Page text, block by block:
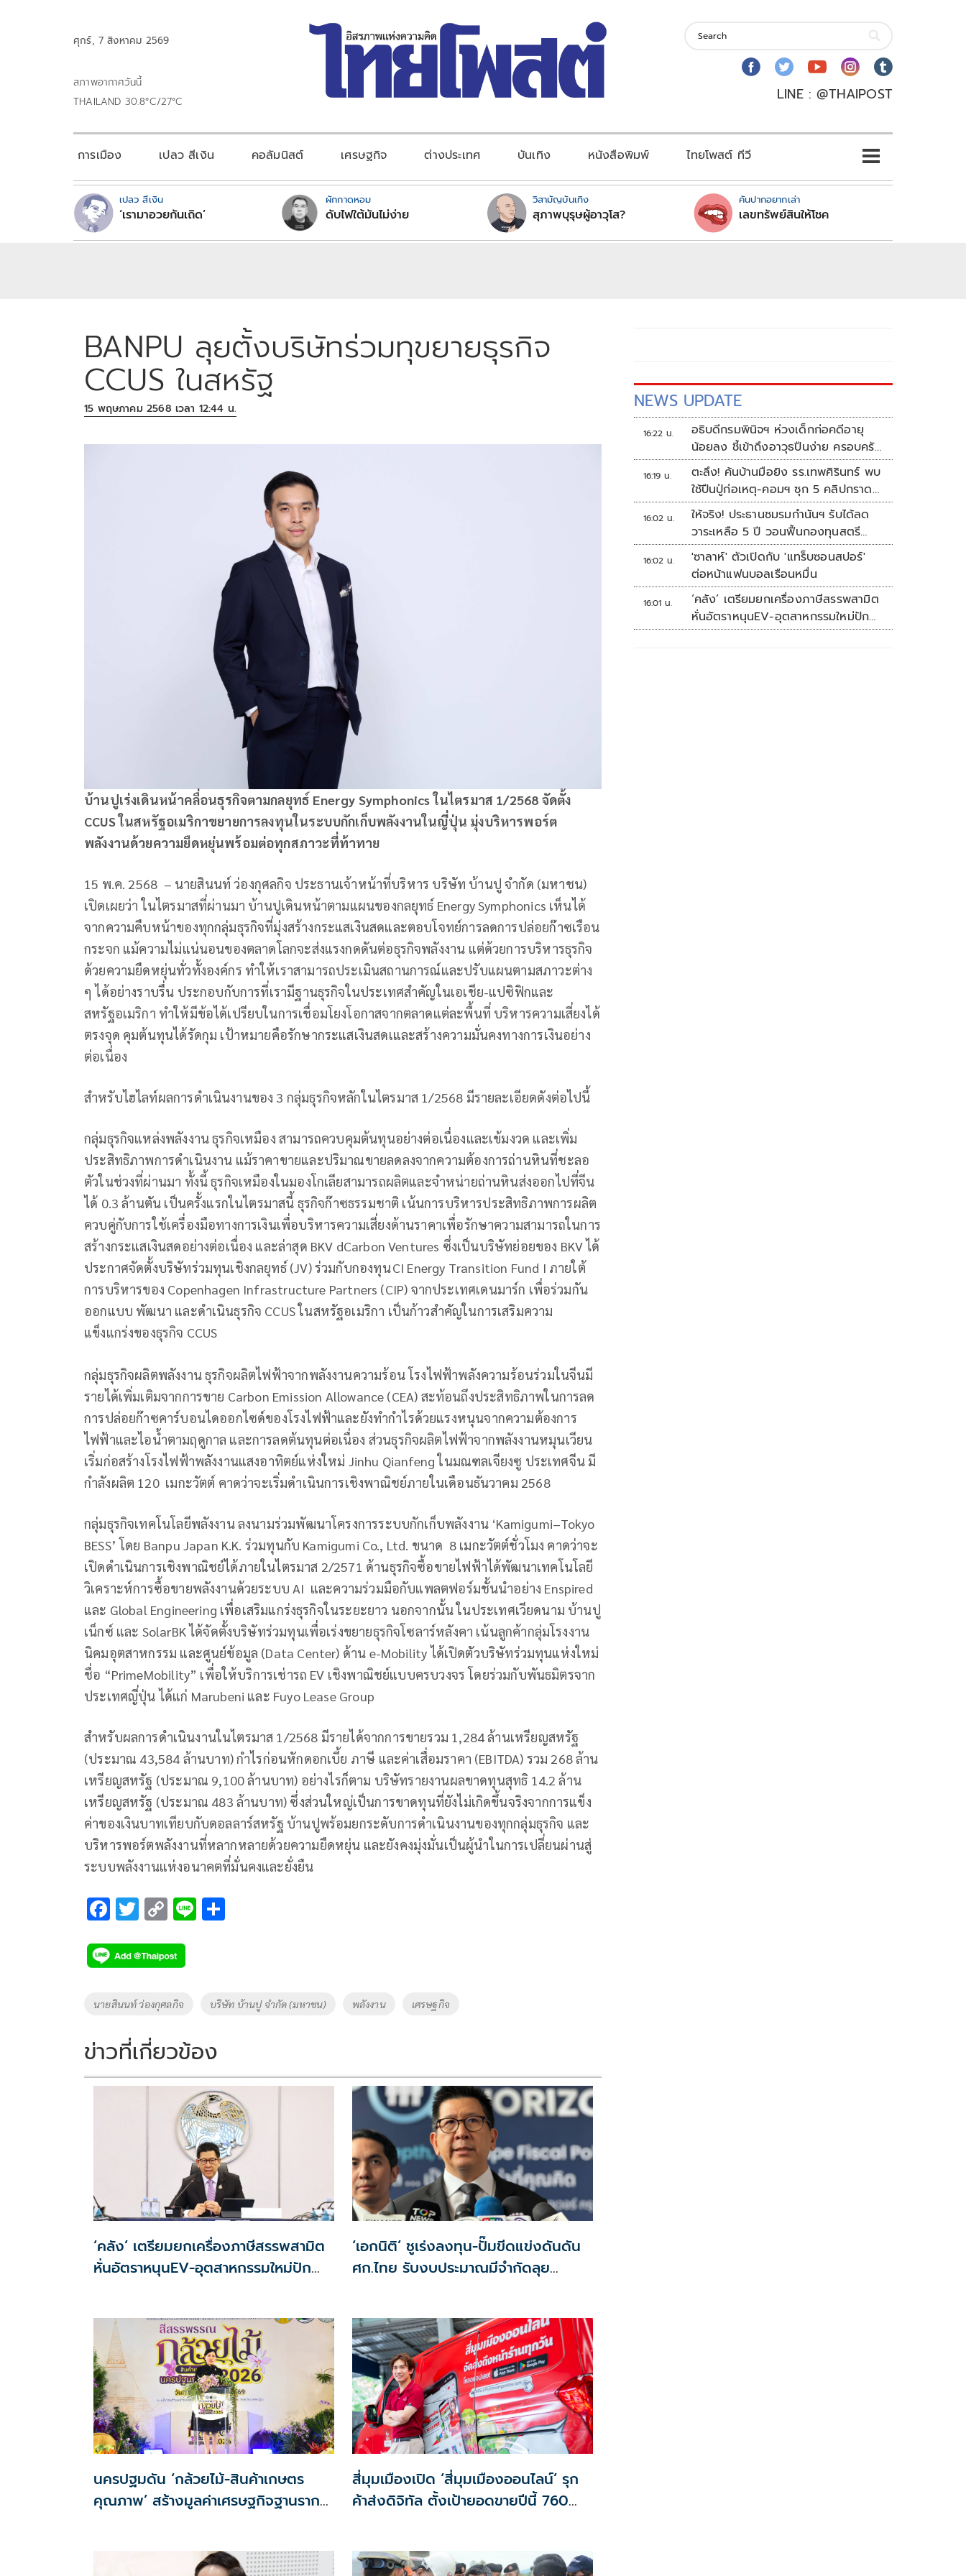
ศุกร์, 7 สิงหาคม 2569
สภาพอากาศวันนี้
THAILAND 30.8°C/27°C
LINE : @THAIPOST
การเมือง เปลว สีเงิน คอลัมนิสต์ เศรษฐกิจ ต่างประเทศ บันเทิง หนังสือพิมพ์ ไทยโพสต์ ทีวี
เปลว สีเงิน
‘เรามาอวยกันเถิด’
ผักกาดหอม
ดับไฟใต้มันไม่ง่าย
วิสามัญบันเทิง
สุภาพบุรุษผู้อาวุโส?
คันปากอยากเล่า
เลขทรัพย์สินให้โชค
BANPU ลุยตั้งบริษัทร่วมทุขยายธุรกิจ
CCUS ในสหรัฐ
15 พฤษภาคม 2568 เวลา 12:44 น.
บ้านปูเร่งเดินหน้าคลื่อนธุรกิจตามกลยุทธ์ Energy Symphonics ในไตรมาส 1/2568 จัดตั้ง
CCUS ในสหรัฐอเมริกาขยายการลงทุนในระบบกักเก็บพลังงานในญี่ปุ่น มุ่งบริหารพอร์ต
พลังงานด้วยความยืดหยุ่นพร้อมต่อทุกสภาวะที่ท้าทาย
15 พ.ค. 2568 – นายสินนท์ ว่องกุศลกิจ ประธานเจ้าหน้าที่บริหาร บริษัท บ้านปู จำกัด (มหาชน)
เปิดเผยว่า ในไตรมาสที่ผ่านมา บ้านปูเดินหน้าตามแผนของกลยุทธ์ Energy Symphonics เห็นได้
จากความคืบหน้าของทุกกลุ่มธุรกิจที่มุ่งสร้างกระแสเงินสดและตอบโจทย์การลดการปล่อยก๊าซเรือน
กระจก แม้ความไม่แน่นอนของตลาดโลกจะส่งแรงกดดันต่อธุรกิจพลังงาน แต่ด้วยการบริหารธุรกิจ
ด้วยความยืดหยุ่นทั่วทั้งองค์กร ทำให้เราสามารถประเมินสถานการณ์และปรับแผนตามสภาวะต่าง
ๆ ได้อย่างราบรื่น ประกอบกับการที่เรามีฐานธุรกิจในประเทศสำคัญในเอเชีย-แปซิฟิกและ
สหรัฐอเมริกา ทำให้มีข้อได้เปรียบในการเชื่อมโยงโอกาสจากตลาดแต่ละพื้นที่ บริหารความเสี่ยงได้
ตรงจุด คุมต้นทุนได้รัดกุม เป้าหมายคือรักษากระแสเงินสดเและสร้างความมั่นคงทางการเงินอย่าง
ต่อเนื่อง
สำหรับไฮไลท์ผลการดำเนินงานของ 3 กลุ่มธุรกิจหลักในไตรมาส 1/2568 มีรายละเอียดดังต่อไปนี้
กลุ่มธุรกิจแหล่งพลังงาน ธุรกิจเหมือง สามารถควบคุมต้นทุนอย่างต่อเนื่องและเข้มงวด และเพิ่ม
ประสิทธิภาพการดำเนินงาน แม้ราคาขายและปริมาณขายลดลงจากความต้องการถ่านหินที่ชะลอ
ตัวในช่วงที่ผ่านมา ทั้งนี้ ธุรกิจเหมืองในมองโกเลียสามารถผลิตและจำหน่ายถ่านหินส่งออกไปที่จีน
ได้ 0.3 ล้านตัน เป็นครั้งแรกในไตรมาสนี้ ธุรกิจก๊าซธรรมชาติ เน้นการบริหารประสิทธิภาพการผลิต
ควบคู่กับการใช้เครื่องมือทางการเงินเพื่อบริหารความเสี่ยงด้านราคาเพื่อรักษาความสามารถในการ
สร้างกระแสเงินสดอย่างต่อเนื่อง และล่าสุด BKV dCarbon Ventures ซึ่งเป็นบริษัทย่อยของ BKV ได้
ประกาศจัดตั้งบริษัทร่วมทุนเชิงกลยุทธ์ (JV) ร่วมกับกองทุน CI Energy Transition Fund I ภายใต้
การบริหารของ Copenhagen Infrastructure Partners (CIP) จากประเทศเดนมาร์ก เพื่อร่วมกัน
ออกแบบ พัฒนา และดำเนินธุรกิจ CCUS ในสหรัฐอเมริกา เป็นก้าวสำคัญในการเสริมความ
แข็งแกร่งของธุรกิจ CCUS
กลุ่มธุรกิจผลิตพลังงาน ธุรกิจผลิตไฟฟ้าจากพลังงานความร้อน โรงไฟฟ้าพลังความร้อนร่วมในจีนมี
รายได้เพิ่มเติมจากการขาย Carbon Emission Allowance (CEA) สะท้อนถึงประสิทธิภาพในการลด
การปล่อยก๊าซคาร์บอนไดออกไซด์ของโรงไฟฟ้าและยังทำกำไรด้วยแรงหนุนจากความต้องการ
ไฟฟ้าและไอน้ำตามฤดูกาล และการลดต้นทุนต่อเนื่อง ส่วนธุรกิจผลิตไฟฟ้าจากพลังงานหมุนเวียน
เริ่มก่อสร้างโรงไฟฟ้าพลังงานแสงอาทิตย์แห่งใหม่ Jinhu Qianfeng ในมณฑลเจียงซู ประเทศจีน มี
กำลังผลิต 120 เมกะวัตต์ คาดว่าจะเริ่มดำเนินการเชิงพาณิชย์ภายในเดือนธันวาคม 2568
กลุ่มธุรกิจเทคโนโลยีพลังงาน ลงนามร่วมพัฒนาโครงการระบบกักเก็บพลังงาน ‘Kamigumi–Tokyo
BESS’ โดย Banpu Japan K.K. ร่วมทุนกับ Kamigumi Co., Ltd. ขนาด 8 เมกะวัตต์ชั่วโมง คาดว่าจะ
เปิดดำเนินการเชิงพาณิชย์ได้ภายในไตรมาส 2/2571 ด้านธุรกิจซื้อขายไฟฟ้าได้พัฒนาเทคโนโลยี
วิเคราะห์การซื้อขายพลังงานด้วยระบบ AI และความร่วมมือกับแพลตฟอร์มชั้นนำอย่าง Enspired
และ Global Engineering เพื่อเสริมแกร่งธุรกิจในระยะยาว นอกจากนั้น ในประเทศเวียดนาม บ้านปู
เน็กซ์ และ SolarBK ได้จัดตั้งบริษัทร่วมทุนเพื่อเร่งขยายธุรกิจโซลาร์หลังคา เน้นลูกค้ากลุ่มโรงงาน
นิคมอุตสาหกรรม และศูนย์ข้อมูล (Data Center) ด้าน e-Mobility ได้เปิดตัวบริษัทร่วมทุนแห่งใหม่
ชื่อ “PrimeMobility” เพื่อให้บริการเช่ารถ EV เชิงพาณิชย์แบบครบวงจร โดยร่วมกับพันธมิตรจาก
ประเทศญี่ปุ่น ได้แก่ Marubeni และ Fuyo Lease Group
สำหรับผลการดำเนินงานในไตรมาส 1/2568 มีรายได้จากการขายรวม 1,284 ล้านเหรียญสหรัฐ
(ประมาณ 43,584 ล้านบาท) กำไรก่อนหักดอกเบี้ย ภาษี และค่าเสื่อมราคา (EBITDA) รวม 268 ล้าน
เหรียญสหรัฐ (ประมาณ 9,100 ล้านบาท) อย่างไรก็ตาม บริษัทรายงานผลขาดทุนสุทธิ 14.2 ล้าน
เหรียญสหรัฐ (ประมาณ 483 ล้านบาท) ซึ่งส่วนใหญ่เป็นการขาดทุนที่ยังไม่เกิดขึ้นจริงจากการแข็ง
ค่าของเงินบาทเทียบกับดอลลาร์สหรัฐ บ้านปูพร้อมยกระดับการดำเนินงานของทุกกลุ่มธุรกิจ และ
บริหารพอร์ตพลังงานที่หลากหลายด้วยความยืดหยุ่น และยังคงมุ่งมั่นเป็นผู้นำในการเปลี่ยนผ่านสู่
ระบบพลังงานแห่งอนาคตที่มั่นคงและยั่งยืน
F
e
b
o
k
T
tt
er
C
p
y
Li
k
Li
Tags
นายสินนท์ ว่องกุศลกิจ บริษัท บ้านปู จำกัด (มหาชน) พลังงาน เศรษฐกิจ
ข่าวที่เกี่ยวข้อง
‘คลัง’ เตรียมยกเครื่องภาษีสรรพสามิต
หั่นอัตราหนุนEV-อุตสาหกรรมใหม่ปัก
‘เอกนิติ’ ชูเร่งลงทุน-ปั๊มขีดแข่งดันดัน
ศก.ไทย รับงบประมาณมีจำกัดลุย
นครปฐมดัน ‘กล้วยไม้-สินค้าเกษตร
คุณภาพ’ สร้างมูลค่าเศรษฐกิจฐานราก
สี่มุมเมืองเปิด ‘สี่มุมเมืองออนไลน์’ รุก
ค้าส่งดิจิทัล ตั้งเป้ายอดขายปีนี้ 760
NEWS UPDATE
16:22 น.
อธิบดีกรมพินิจฯ ห่วงเด็กก่อคดีอายุ
น้อยลง ชี้เข้าถึงอาวุธปืนง่าย ครอบครัว
แตกแยกเป็นชนวนสำคัญ
16:19 น.
ตะลึง! ค้นบ้านมือยิง รร.เทพศิรินทร์ พบ
ใช้ปืนปู่ก่อเหตุ-คอมฯ ซุก 5 คลิปกราด
ยิง
16:02 น.
ให้จริง! ประธานชมรมกำนันฯ รับได้ลด
วาระเหลือ 5 ปี วอนฟื้นกองทุนสตรี
อำเภอละล้าน
16:02 น.
'ซาลาห์' ตัวเปิดกับ 'แทร็บซอนสปอร์'
ต่อหน้าแฟนบอลเรือนหมื่น
16:01 น.
‘คลัง’ เตรียมยกเครื่องภาษีสรรพสามิต
หั่นอัตราหนุนEV-อุตสาหกรรมใหม่ปัก
หมุดไทย